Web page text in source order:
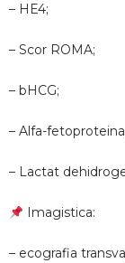
– HE4;
– Scor ROMA;
– bHCG;
– Alfa-
– Lactat
Imagistica:
– ecografia